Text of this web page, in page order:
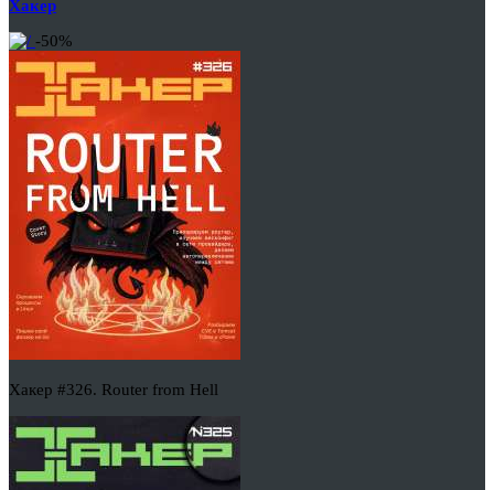
Хакер
-50%
Хакер #326. Router from Hell